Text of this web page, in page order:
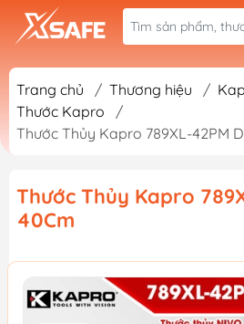
Trang chủ / Thương hiệu /
Thước Kapro
/
Thước Thủy Kapro 789XL-42PM
Thước Thủy Kapro
40Cm